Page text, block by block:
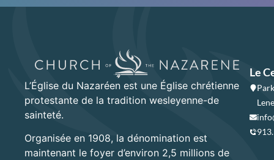
L’Église du Nazaréen est une Église chrétienne
protestante de la tradition wesleyenne-de
sainteté.
Organisée en 1908, la dénomination est
maintenant le foyer d’environ 2,5 millions de
Le